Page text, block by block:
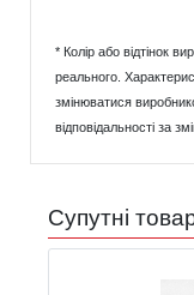
* Колір або відтінок
реального.
змінюватися
відповідальності за
Супутні